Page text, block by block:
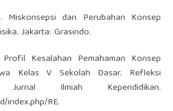
Miskonsepsi dan Perubahan Konsep
Jakarta: Grasindo.
Kesalahan Pemahaman Konsep
Kelas V Sekolah Dasar. Refleksi
Ilmiah Kependidikan.
index.php/RE.